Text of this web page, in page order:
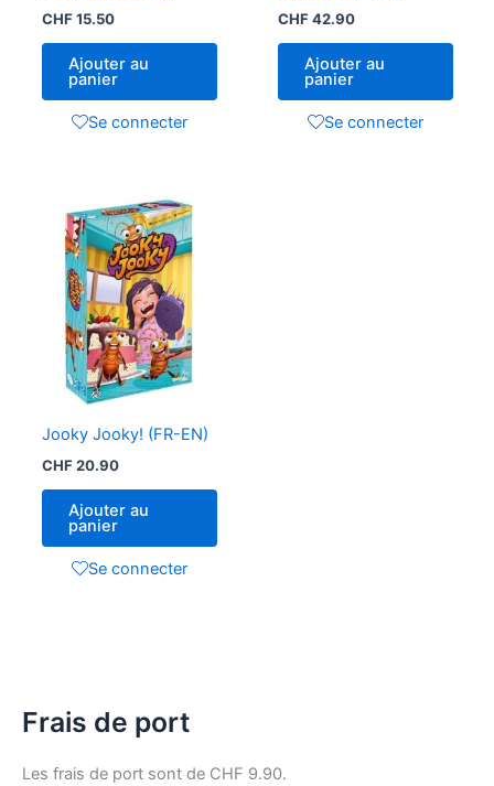
CHF15.50
Ajouter au
panier
Se connecter
CHF42.90
Ajouter au
panier
Se connecter
Jooky Jooky! (FR-EN)
CHF20.90
Ajouter au
panier
Se connecter
Frais de port
Les frais de port sont de CHF 9.90.